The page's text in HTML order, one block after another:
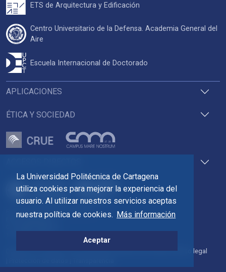
La Universidad Politécnica de Cartagena
utiliza cookies para mejorar la experiencia del
usuario. Al utilizar nuestros servicios aceptas
nuestra política de cookies. Más información
Aceptar
Pza. del Cronista Isidoro Valverde
Edif. La Milagrosa
Directorio Contacto Accesibilidad Política de Cookies Aviso legal
APLICACIONES
ÉTICA Y SOCIEDAD
ETS de Arquitectura y Edificación
Centro Universitario de la Defensa. Academia General del
Aire
Escuela Internacional de Doctorado